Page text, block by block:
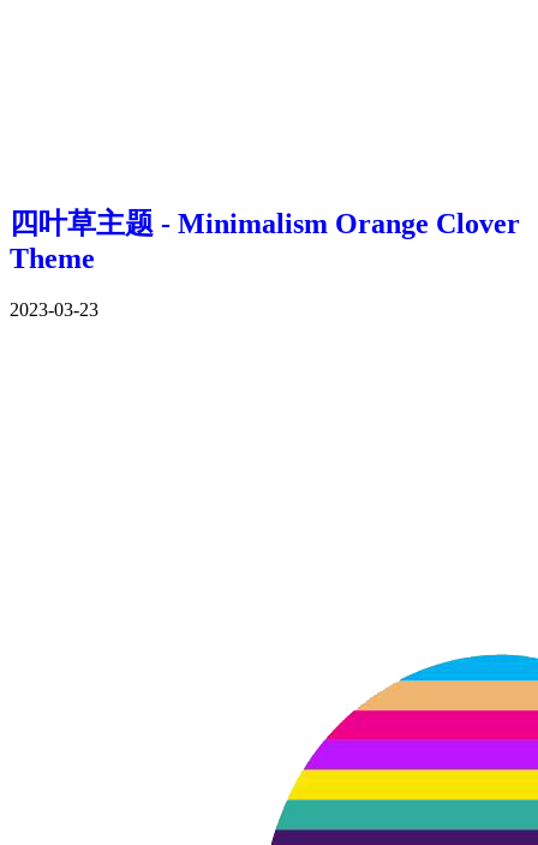
四叶草主题 - Minimalism Orange Clover
Theme
2023-03-23